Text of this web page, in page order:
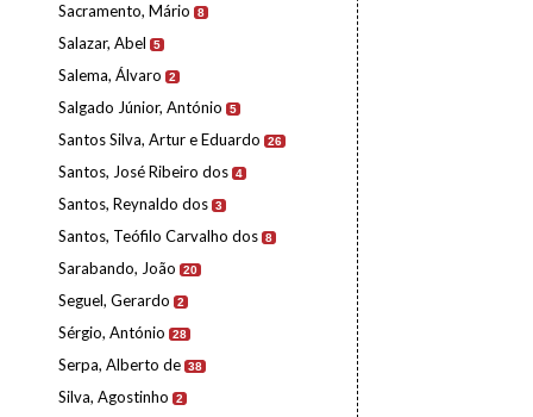
Sacramento, Mário 8
Salazar, Abel 5
Salema, Álvaro 2
Salgado Júnior, António 5
Santos Silva, Artur e Eduardo 26
Santos, José Ribeiro dos 4
Santos, Reynaldo dos 3
Santos, Teófilo Carvalho dos 8
Sarabando, João 20
Seguel, Gerardo 2
Sérgio, António 28
Serpa, Alberto de 38
Silva, Agostinho 2